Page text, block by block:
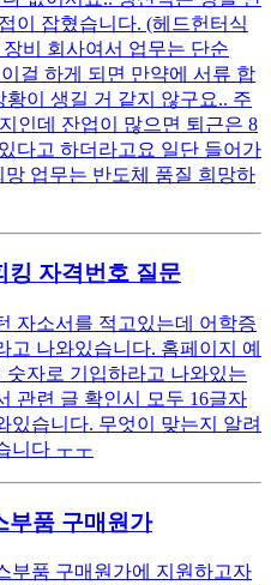
이 잡혔습니다. (헤드헌터식
비 회사여서 업무는 단순
걸 하게 되면 만약에 서류 합
이 생길 거 같지 않구요.. 주
인데 잔업이 많으면 퇴근은 8
다고 하더라고요 일단 들어가
망 업무는 반도체 품질 희망하
킹 자격번호 질문
자소서를 적고있는데 어학증
고 나와있습니다. 홈페이지 예
자로 기입하라고 나와있는
관련 글 확인시 모두 16글자
있습니다. 무엇이 맞는지 알려
니다 ㅜㅜ
부품 구매원가
부품 구매원가에 지원하고자